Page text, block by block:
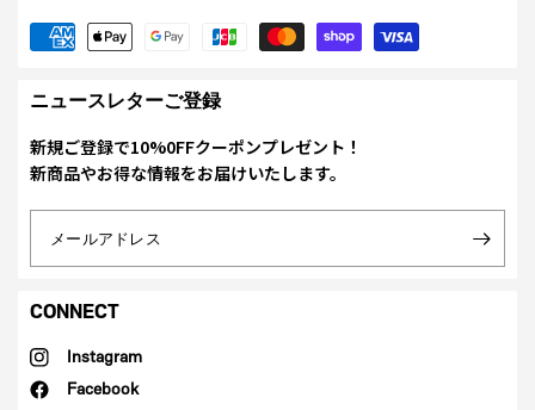
ニュースレターご登録
新規ご登録で10%0FFクーポンプレゼント！
新商品やお得な情報をお届けいたします。
メールアドレス
CONNECT
Instagram
Facebook